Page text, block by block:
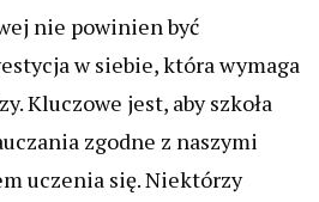
nie powinien być
w siebie, która wymaga
Kluczowe jest, aby szkoła
zgodne z naszymi
uczenia się. Niektórzy